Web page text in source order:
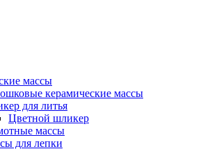
массы
керамические массы
для литья
Цветной шликер
массы
для лепки